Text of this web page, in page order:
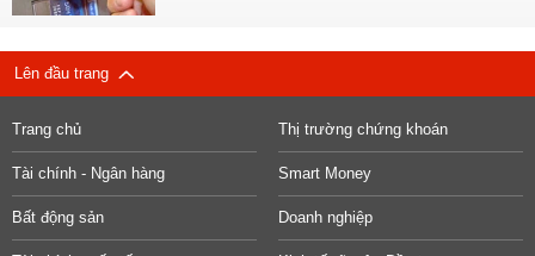
Lên đầu trang
Trang chủ Thị trường chứng khoán
Tài chính - Ngân hàng Smart Money
Bất động sản Doanh nghiệp